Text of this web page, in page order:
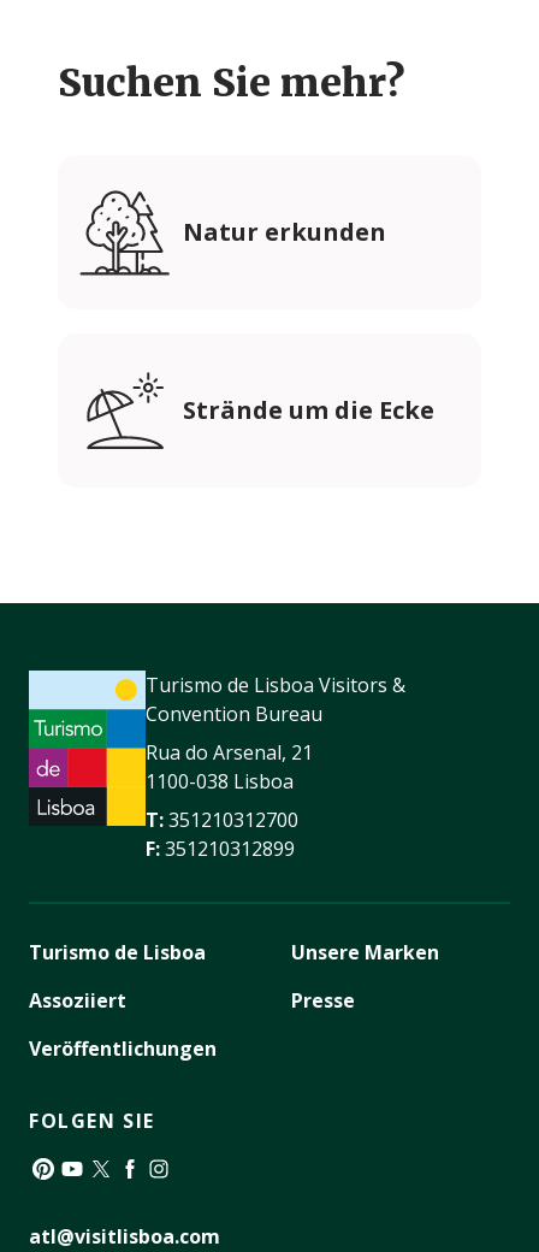
Suchen Sie mehr?
Natur erkunden
Strände um die Ecke
Turismo de Lisboa Visitors &
Convention Bureau
Rua do Arsenal, 21
1100-038 Lisboa
T:351210312700
F:351210312899
Turismo de Lisboa
Assoziiert
Veröffentlichungen
Unsere Marken
Presse
FOLGEN SIE
atl@visitlisboa.com